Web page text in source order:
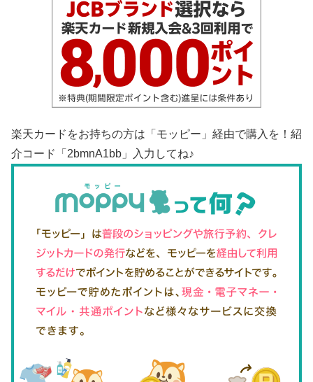
楽天カードをお持ちの方は「モッピー」経由で購入を！紹
介コード「2bmnA1bb」入力してね♪